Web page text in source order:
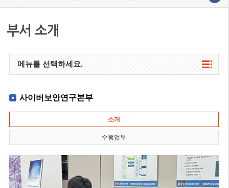
부서 소개
메뉴를 선택하세요.
사이버보안연구본부
소개
수행업무